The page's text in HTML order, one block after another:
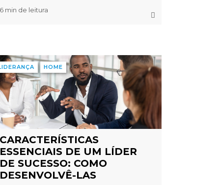
6 min de leitura
HOME
CARACTERÍSTICAS
ESSENCIAIS DE UM LÍDER
DE SUCESSO: COMO
DESENVOLVÊ-LAS